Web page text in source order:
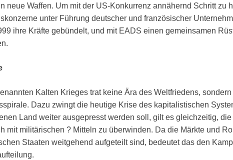
neue Waffen. Um mit der US-Konkurrenz annähernd Schritt zu
unter Führung deutscher und französischer
ihre Kräfte gebündelt, und mit EADS einen gemeinsamen
Kalten Krieges trat keine Ära des Weltfriedens,
Dazu zwingt die heutige Krise des kapitalistischen
Land weiter ausgepresst werden soll, gilt es gleichzeitig,
mit militärischen ? Mitteln zu überwinden. Da die Märkte und
Staaten weitgehend aufgeteilt sind, bedeutet das den